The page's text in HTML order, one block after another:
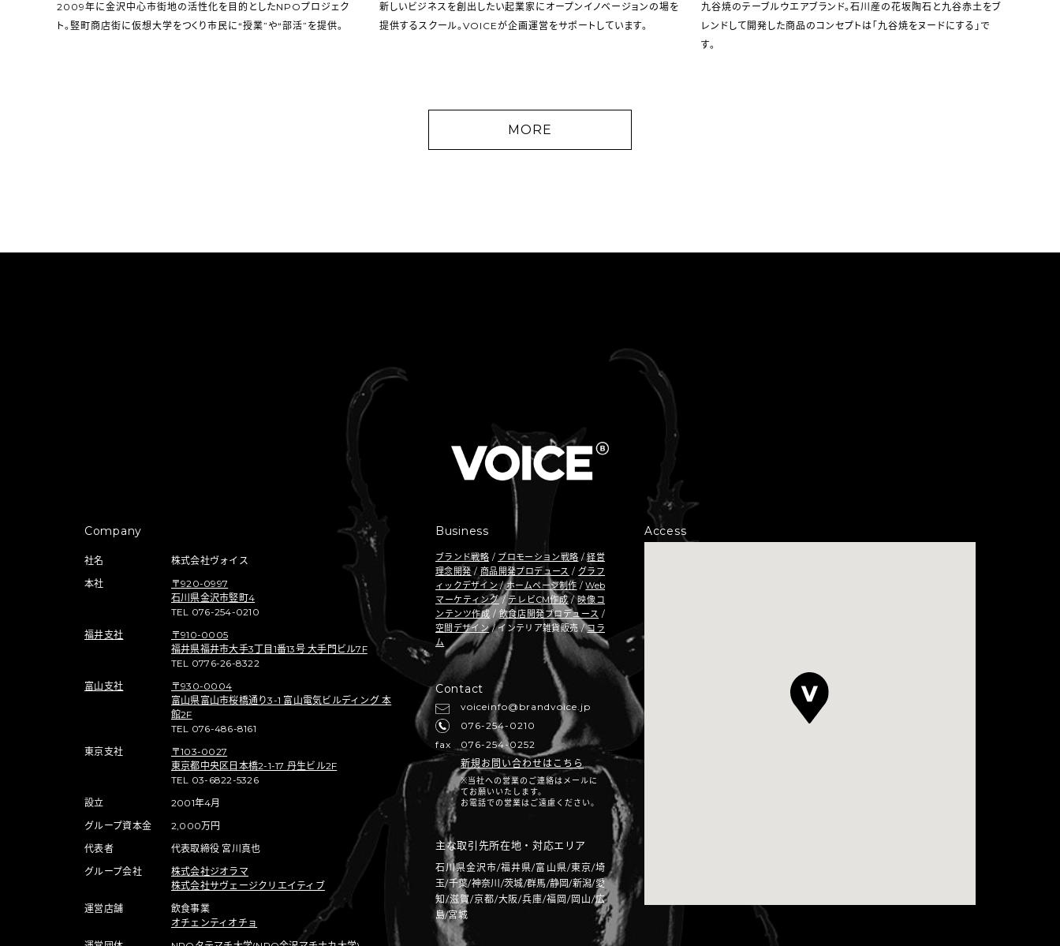
2009年に金沢中心市街地の活性化を目的としたNPOプロジェク
ト。竪町商店街に仮想大学をつくり市民に“授業”や“部活”を提供。
新しいビジネスを創出したい起業家にオープンイノベージョンの場を
提供するスクール。VOICEが企画運営をサポートしています。
九谷焼のテーブルウエアブランド。石川産の花坂陶石と九谷赤土をブ
レンドして開発した商品のコンセプトは「九谷焼をヌードにする」で
す。
MORE
Company
社名
株式会社ヴォイス
本社
〒920-0997
石川県金沢市竪町4
TEL 076-254-0210
福井支社
〒910-0005
福井県福井市大手3丁目1番13号 大手門ビル7F
TEL 0776-26-8322
富山支社
〒930-0004
富山県富山市桜橋通り3-1 富山電気ビルディング 本
館2F
TEL 076-486-8161
東京支社
〒103-0027
東京都中央区日本橋2-1-17 丹生ビル2F
TEL 03-6822-5326
設立
2001年4月
グループ資本金
2,000万円
代表者
代表取締役 宮川真也
グループ会社
株式会社ジオラマ
株式会社サヴェージクリエイティブ
運営店舗
飲食事業
オチェンティオチョ
Business
ブランド戦略 / プロモーション戦略 /経営
理念開発/ 商品開発プロデュース / グラフ
ィックデザイン/ホームページ制作 /Web
マーケティング/テレビCM作成/映像コ
ンテンツ作成 / 飲食店開発プロデュース /
空間デザイン/ インテリア雑貨販売 /コラ
ム
Contact
voiceinfo@brandvoice.jp
076-254-0210
fax
076-254-0252
新規お問い合わせはこちら
※当社への営業のご連絡はメールに
てお願いいたします。
お電話での営業はご遠慮ください。
主な取引先所在地・対応エリア
石川県金沢市/福井県/富山県/東京/埼
玉/千葉/神奈川/茨城/群馬/静岡/新潟/愛
知/滋賀/京都/大阪/兵庫/福岡/岡山/広
島/宮城
Access